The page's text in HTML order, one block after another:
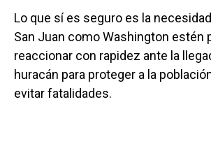
Lo que sí es seguro es la
San Juan como Washington estén
reaccionar con rapidez ante la
huracán para proteger a la
evitar fatalidades.